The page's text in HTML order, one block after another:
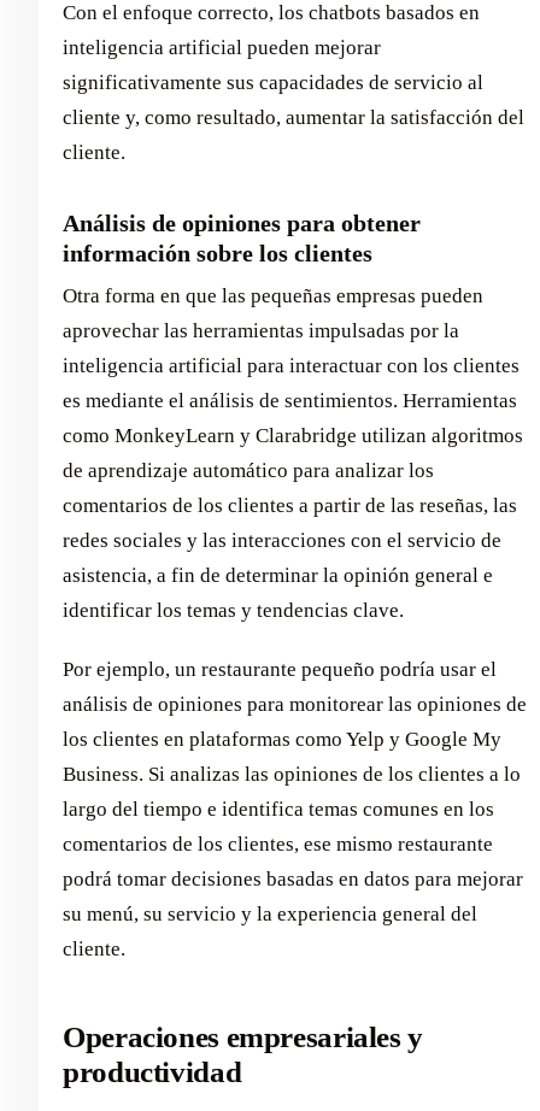
Con el enfoque correcto, los chatbots basados en
inteligencia artificial pueden mejorar
significativamente sus capacidades de servicio al
cliente y, como resultado, aumentar la satisfacción del
cliente.
Análisis de opiniones para obtener
información sobre los clientes
Otra forma en que las pequeñas empresas pueden
aprovechar las herramientas impulsadas por la
inteligencia artificial para interactuar con los clientes
es mediante el análisis de sentimientos. Herramientas
como MonkeyLearn y Clarabridge utilizan algoritmos
de aprendizaje automático para analizar los
comentarios de los clientes a partir de las reseñas, las
redes sociales y las interacciones con el servicio de
asistencia, a fin de determinar la opinión general e
identificar los temas y tendencias clave.
Por ejemplo, un restaurante pequeño podría usar el
análisis de opiniones para monitorear las opiniones de
los clientes en plataformas como Yelp y Google My
Business. Si analizas las opiniones de los clientes a lo
largo del tiempo e identifica temas comunes en los
comentarios de los clientes, ese mismo restaurante
podrá tomar decisiones basadas en datos para mejorar
su menú, su servicio y la experiencia general del
cliente.
Operaciones empresariales y
productividad